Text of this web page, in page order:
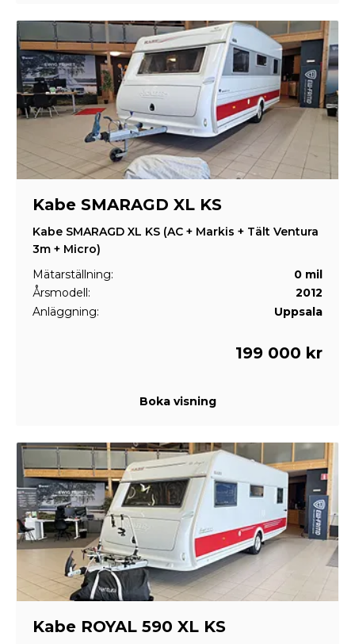
Kabe SMARAGD XL KS
Kabe SMARAGD XL KS (AC + Markis + Tält Ventura
3m + Micro)
Mätarställning:
0 mil
Årsmodell:
2012
Anläggning:
Uppsala
199 000 kr
Boka visning
Kabe ROYAL 590 XL KS